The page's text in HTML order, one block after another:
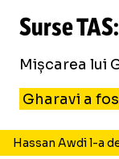
Surse
Mișcarea lui
Gharavi a
Hassan Awdi l-a